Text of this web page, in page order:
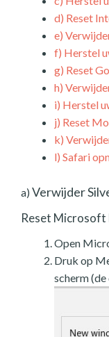
d) Reset
e)
f) Herstel
g) Reset
h)
i) Herstel
j) Reset
k)
l) Safari
a) Verwijder
Reset Microsoft
Open
Druk op
scherm